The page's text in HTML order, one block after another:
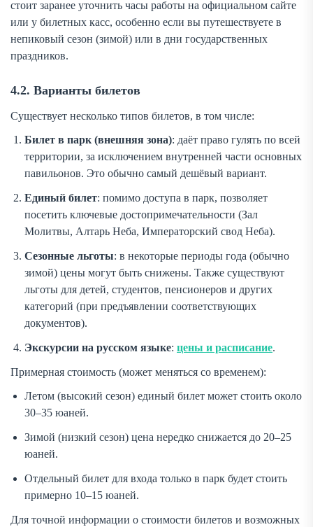
стоит заранее уточнить часы работы на официальном сайте
или у билетных касс, особенно если вы путешествуете в
непиковый сезон (зимой) или в дни государственных
праздников.
4.2. Варианты билетов
Существует несколько типов билетов, в том числе:
Билет в парк (внешняя зона): даёт право гулять по всей
территории, за исключением внутренней части основных
павильонов. Это обычно самый дешёвый вариант.
Единый билет: помимо доступа в парк, позволяет
посетить ключевые достопримечательности (Зал
Молитвы, Алтарь Неба, Императорский свод Неба).
Сезонные льготы: в некоторые периоды года (обычно
зимой) цены могут быть снижены. Также существуют
льготы для детей, студентов, пенсионеров и других
категорий (при предъявлении соответствующих
документов).
Экскурсии на русском языке: цены и расписание.
Примерная стоимость (может меняться со временем):
Летом (высокий сезон) единый билет может стоить около
30–35 юаней.
Зимой (низкий сезон) цена нередко снижается до 20–25
юаней.
Отдельный билет для входа только в парк будет стоить
примерно 10–15 юаней.
Для точной информации о стоимости билетов и возможных